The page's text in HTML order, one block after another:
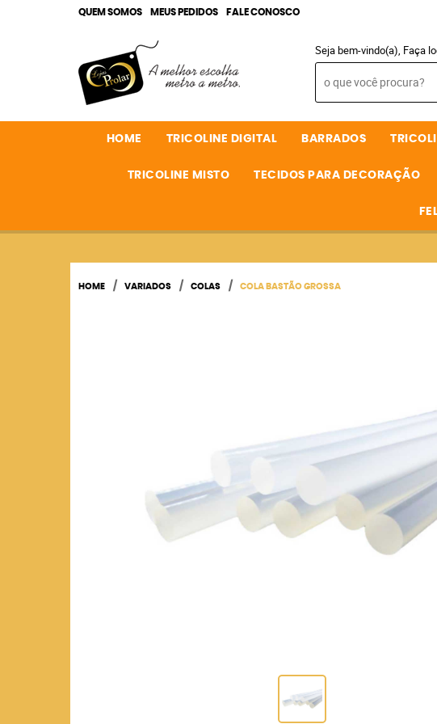
QUEM SOMOS MEUS PEDIDOS FALE CONOSCO
Seja bem-vindo(a), Faça
HOME TRICOLINE DIGITAL BARRADOS
TRICOLINE MISTO TECIDOS PARA DECORAÇÃO
HOME VARIADOS COLAS COLA BASTÃO GROSSA